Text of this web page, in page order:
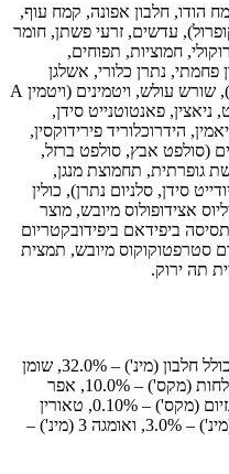
הודו, חלבון אפונה, קמח עוף,
עדשים, זרעי פשתן, חומר
חמוציות, תפוחים,
פחמתי, נתרן כלורי, אשלגן
עולש, ויטמינים (ויטמין A
אצין, פאנטוטנייט סידן,
הידרוכלוריד פירידוקסין,
סולפט אבץ, סולפט ברזל,
גופרתית, תחמוצת מנגן,
סידן, סלניום נתרן), כולין
אצידופולוס מיובש, מוצר
ביפידאם ביפידובקטריום
סטרפטוקוקוס מיובש, תמצית
תה ירוק.
המזון מציע הרכב תזונתי עשיר ומאוזן הכולל חלבון (מינ') – 32.0%, שומן
(מינ') – 16.0%, סיבים (מקס') – 4.0%, לחות (מקס') – 10.0%, אפר
(מקס') – 8.5%, זרחן (מינ') – 0.8%, מגנזיום (מקס') – 0.10%, טאורין
(מינ') – 2,790 מ"ג / קילוגרם, אומגה 6 (מינ') – 3.0%, ואומגה 3 (מינ') –